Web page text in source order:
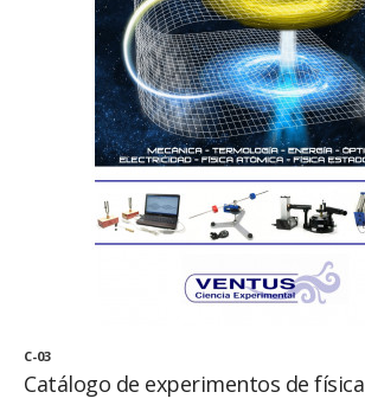
C-03
Catálogo de experimentos de física